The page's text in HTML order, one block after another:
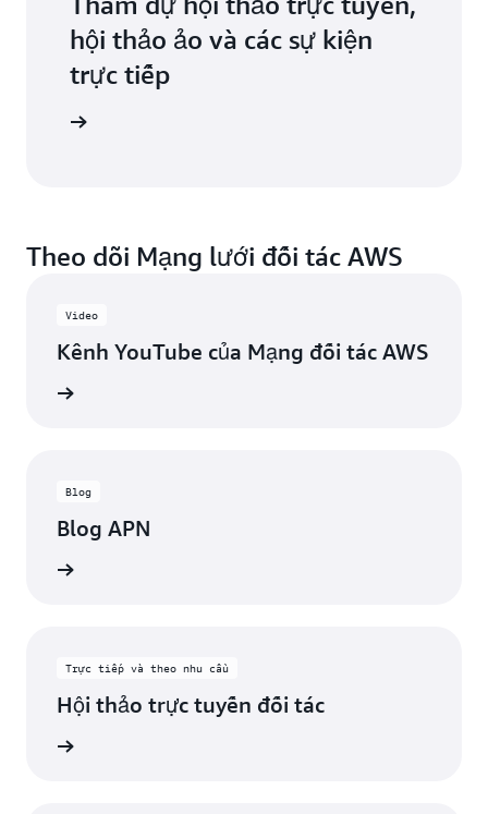
hội thảo ảo và các sự kiện
trực tiếp
Theo dõi Mạng lưới đối tác AWS
Video
Kênh YouTube của Mạng đối tác AWS
Blog
Blog APN
Trực tiếp và theo nhu cầu
Hội thảo trực tuyến đối tác